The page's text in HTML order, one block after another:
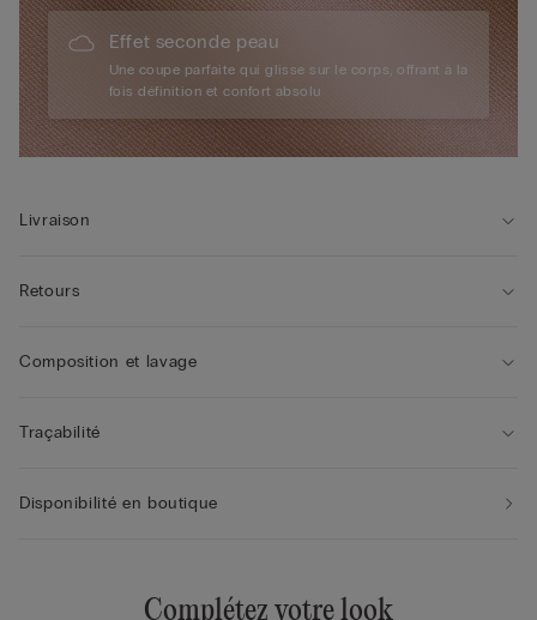
Effet seconde peau
Une coupe parfaite qui glisse sur le corps, offrant à la
fois définition et confort absolu
Livraison
Retours
Composition et lavage
Traçabilité
Disponibilité en boutique
Complétez votre look